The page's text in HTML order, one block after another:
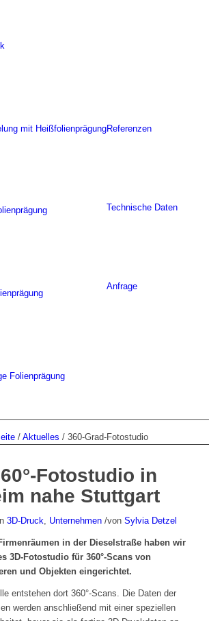
mit Heißfolienprägung
Folienprägung
Referenzen
Technische Daten
Anfrage
/ Aktuelles / 360-Grad-Fotostudio
Fotostudio in
nahe Stuttgart
3D-Druck, Unternehmen /von Sylvia Detzel
in der Dieselstraße haben wir
3D-Fotostudio für 360°-Scans von
und Objekten eingerichtet.
entstehen dort 360°-Scans. Die Daten der
werden anschließend mit einer speziellen